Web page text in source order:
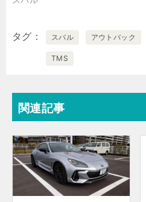
タグ スバル アウトバック
TMS
関連記事